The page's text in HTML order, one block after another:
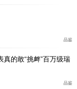
品鉴
的敢“挑衅”百万级瑞
品鉴